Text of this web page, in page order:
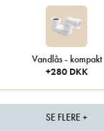
Vandlås - kompakt
+280 DKK
SE FLERE +